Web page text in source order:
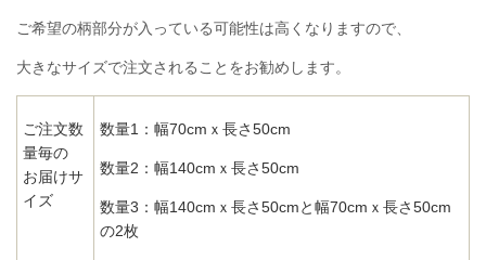
ご希望の柄部分が入っている可能性は高くなりますので、
大きなサイズで注文されることをお勧めします。
ご注文数
量毎の
お届けサ
イズ
数量1：幅70cmｘ長さ50cm
数量2：幅140cmｘ長さ50cm
数量3：幅140cmｘ長さ50cmと幅70cmｘ長さ50cm
の2枚